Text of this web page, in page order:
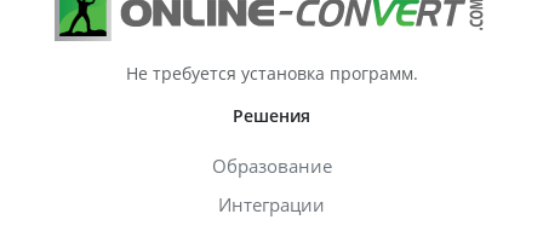
Не требуется установка программ.
Решения
Образование
Интеграции